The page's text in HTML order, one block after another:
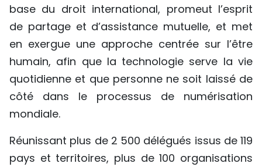
base du droit international, promeut l’esprit
de partage et d’assistance mutuelle, et met
en exergue une approche centrée sur l’être
humain, afin que la technologie serve la vie
quotidienne et que personne ne soit laissé de
côté dans le processus de numérisation
mondiale.
Réunissant plus de 2 500 délégués issus de 119
pays et territoires, plus de 100 organisations